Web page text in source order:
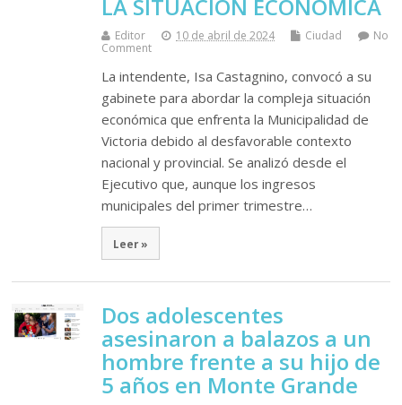
LA SITUACIÓN ECONÓMICA
Editor 10 de abril de 2024 Ciudad
No
Comment
La intendente, Isa Castagnino, convocó a su
gabinete para abordar la compleja situación
económica que enfrenta la Municipalidad de
Victoria debido al desfavorable contexto
nacional y provincial. Se analizó desde el
Ejecutivo que, aunque los ingresos
municipales del primer trimestre…
Leer »
Dos adolescentes
asesinaron a balazos a un
hombre frente a su hijo de
5 años en Monte Grande